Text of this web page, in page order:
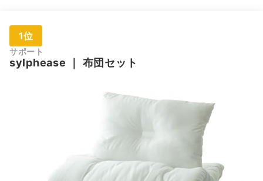
1位
サポート
sylphease 布団セット